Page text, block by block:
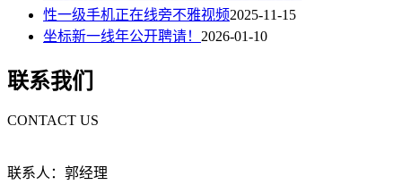
性一级手机正在线旁不雅视频2025-11-15
坐标新一线年公开聘请！ 2026-01-10
联系我们
CONTACT US
联系人：郭经理